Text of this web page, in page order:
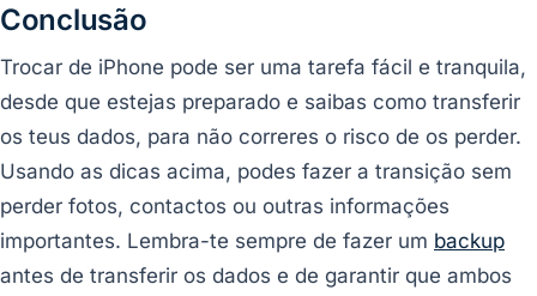
Conclusão
Trocar de iPhone pode ser uma tarefa fácil e tranquila,
desde que estejas preparado e saibas como transferir
os teus dados, para não correres o risco de os perder.
Usando as dicas acima, podes fazer a transição sem
perder fotos, contactos ou outras informações
importantes. Lembra-te sempre de fazer um backup
antes de transferir os dados e de garantir que ambos